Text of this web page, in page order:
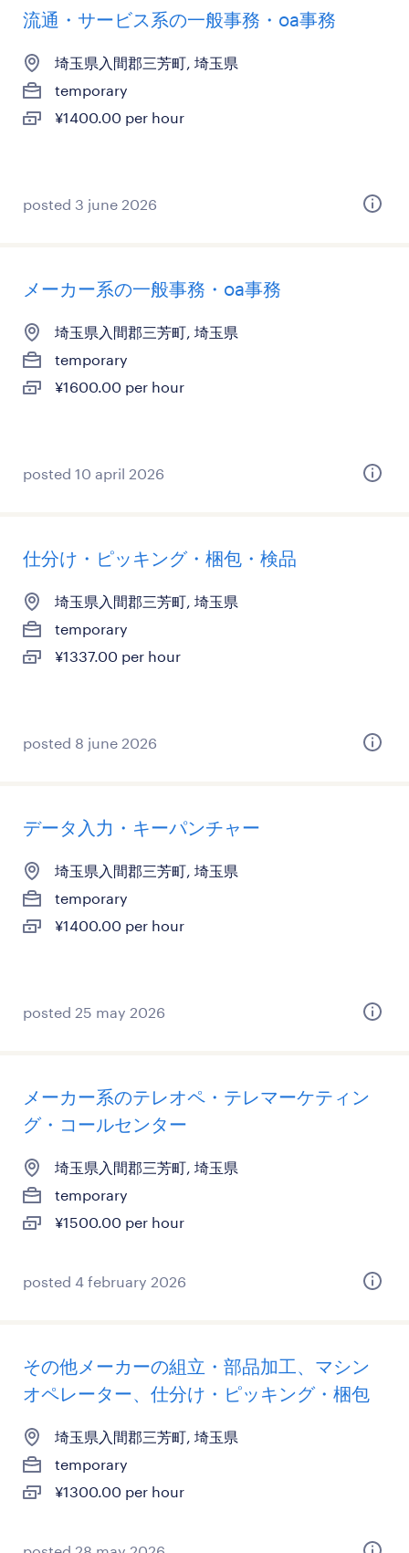
流通・サービス系の一般事務・oa事務
埼玉県入間郡三芳町, 埼玉県
temporary
¥1400.00 per hour
posted 3 june 2026
メーカー系の一般事務・oa事務
埼玉県入間郡三芳町, 埼玉県
temporary
¥1600.00 per hour
posted 10 april 2026
仕分け・ピッキング・梱包・検品
埼玉県入間郡三芳町, 埼玉県
temporary
¥1337.00 per hour
posted 8 june 2026
データ入力・キーパンチャー
埼玉県入間郡三芳町, 埼玉県
temporary
¥1400.00 per hour
posted 25 may 2026
メーカー系のテレオペ・テレマーケティン
グ・コールセンター
埼玉県入間郡三芳町, 埼玉県
temporary
¥1500.00 per hour
posted 4 february 2026
その他メーカーの組立・部品加工、マシン
オペレーター、仕分け・ピッキング・梱包
埼玉県入間郡三芳町, 埼玉県
temporary
¥1300.00 per hour